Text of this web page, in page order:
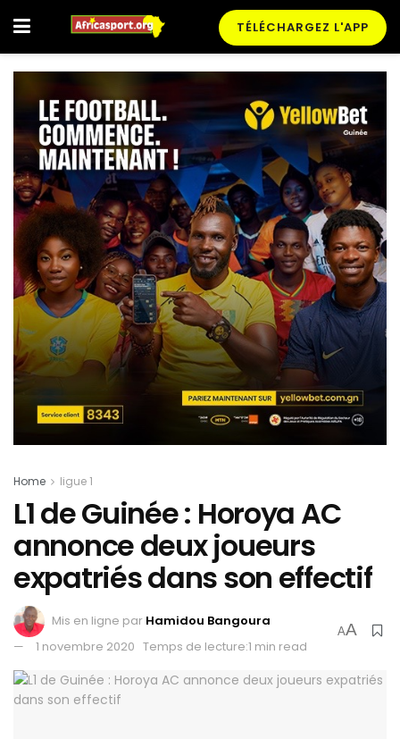
TÉLÉCHARGEZ L'APP
Home ligue 1
L1 de Guinée : Horoya AC
annonce deux joueurs
expatriés dans son effectif
Mis en ligne par Hamidou Bangoura
1 novembre 2020 Temps de lecture:1 min read
AA